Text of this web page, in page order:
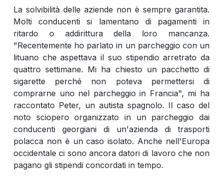
La solvibilità delle aziende non è sempre garantita.
Molti conducenti si lamentano di pagamenti in
ritardo o addirittura della loro mancanza.
"Recentemente ho parlato in un parcheggio con un
lituano che aspettava il suo stipendio arretrato da
quattro settimane. Mi ha chiesto un pacchetto di
sigarette perché non poteva permettersi di
comprarne uno nel parcheggio in Francia", mi ha
raccontato Peter, un autista spagnolo. Il caso del
noto sciopero organizzato in un parcheggio dai
conducenti georgiani di un'azienda di trasporti
polacca non è un caso isolato. Anche nell'Europa
occidentale ci sono ancora datori di lavoro che non
pagano gli stipendi concordati in tempo.